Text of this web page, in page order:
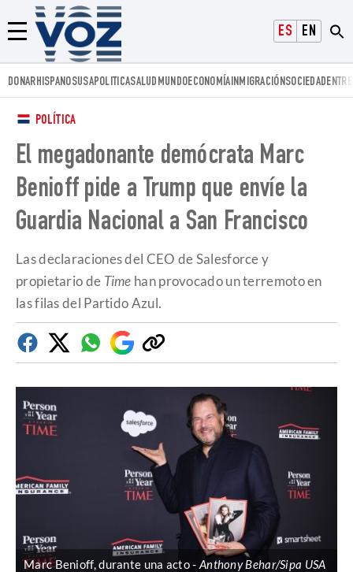
ESPAÑOLENGLISH
Menú
Voz.us
DONARHISPANOSUSAPOLITICASALUD MUNDOECONOMÍAINMIGRACIÓNSOCIEDAD
POLÍTICA
El megadonante demócrata Marc
Benioff pide a Trump que envíe la
Guardia Nacional a San Francisco
Las declaraciones del CEO de Salesforce y
propietario de Time han provocado un terremoto en
las filas del Partido Azul.
FacebookTwitterWhatsapp
Google
Discover
Copiar
enlace
Marc Benioff, durante una acto
Anthony Behar/Sipa USA